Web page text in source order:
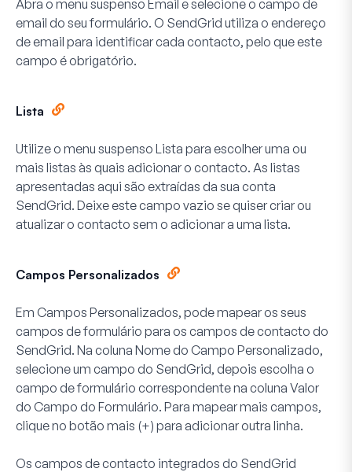
Abra o menu suspenso Email e selecione o campo de
email do seu formulário. O SendGrid utiliza o endereço
de email para identificar cada contacto, pelo que este
campo é obrigatório.
Lista
Utilize o menu suspenso Lista para escolher uma ou
mais listas às quais adicionar o contacto. As listas
apresentadas aqui são extraídas da sua conta
SendGrid. Deixe este campo vazio se quiser criar ou
atualizar o contacto sem o adicionar a uma lista.
Campos Personalizados
Em Campos Personalizados, pode mapear os seus
campos de formulário para os campos de contacto do
SendGrid. Na coluna Nome do Campo Personalizado,
selecione um campo do SendGrid, depois escolha o
campo de formulário correspondente na coluna Valor
do Campo do Formulário. Para mapear mais campos,
clique no botão mais (+) para adicionar outra linha.
Os campos de contacto integrados do SendGrid